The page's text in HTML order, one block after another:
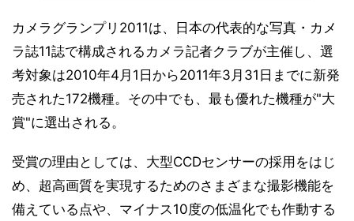
カメラグランプリ2011は、日本の代表的な写真・カメ
ラ誌11誌で構成されるカメラ記者クラブが主催し、選
考対象は2010年4月1日から2011年3月31日までに新発
売された172機種。その中でも、最も優れた機種が"大
賞"に選出される。
受賞の理由としては、大型CCDセンサーの採用をはじ
め、超高画質を実現するためのさまざまな撮影機能を
備えている点や、マイナス10度の低温化でも作動する